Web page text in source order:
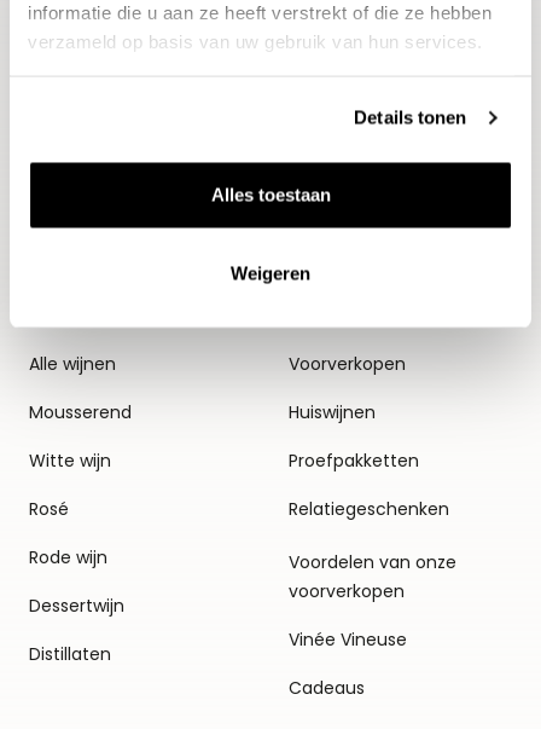
informatie die u aan ze heeft verstrekt of die ze hebben
verzameld op basis van uw gebruik van hun services.
Details tonen
Alles toestaan
Weigeren
Aanmelden
Alle wijnen
Mousserend
Witte wijn
Rosé
Rode wijn
Dessertwijn
Distillaten
Thema's
Voorverkopen
Huiswijnen
Proefpakketten
Relatiegeschenken
Voordelen van onze
voorverkopen
Vinée Vineuse
Cadeaus